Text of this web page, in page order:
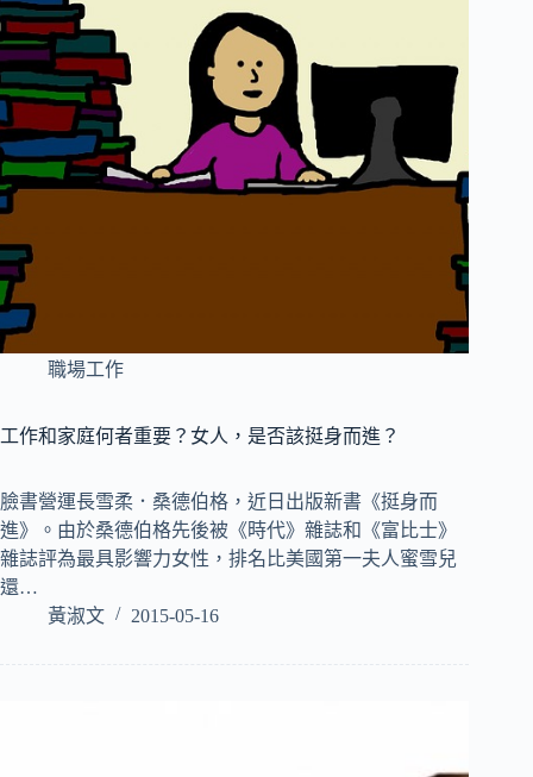
職場工作
工作和家庭何者重要？女人，是否該挺身而進？
臉書營運長雪柔．桑德伯格，近日出版新書《挺身而
進》。由於桑德伯格先後被《時代》雜誌和《富比士》
雜誌評為最具影響力女性，排名比美國第一夫人蜜雪兒
還…
黃淑文
2015-05-16